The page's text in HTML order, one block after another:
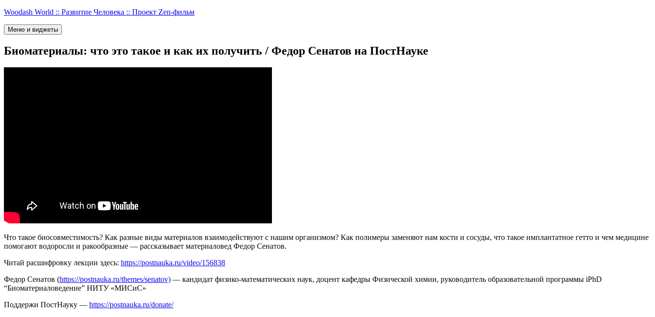
Перейти
содержимому
Woodash World :: Развитие Человека :: Проект Zen-фильм
Меню и виджеты
Биоматериалы: что это такое и как их получить / Федор Сенатов на ПостНауке
Что такое биосовместимость? Как разные виды материалов взаимодействуют с нашим организмом? Как полимеры заменяют нам кости и сосуды, что такое имплантатное гетто и чем медицине
помогают водоросли и ракообразные — рассказывает материаловед Федор Сенатов.
Читай расшифровку лекции здесь: https://postnauka.ru/video/156838
Федор Сенатов (https://postnauka.ru/themes/senatov) — кандидат физико-математических наук, доцент кафедры Физической химии, руководитель образовательной программы iPhD
“Биоматериаловедение” НИТУ «МИСиС»
Поддержи ПостНауку — https://postnauka.ru/donate/